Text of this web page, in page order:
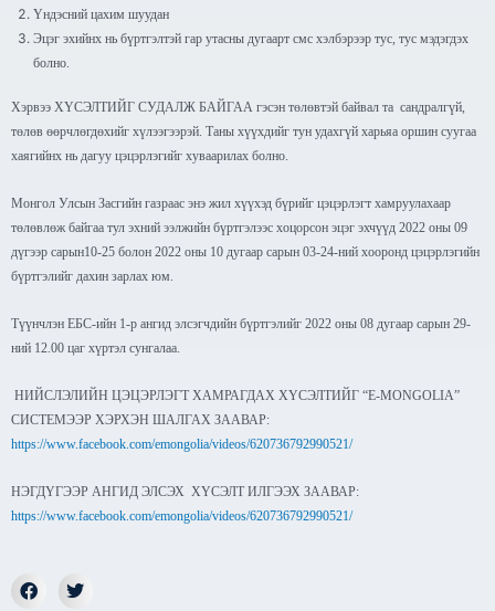
Үндэсний цахим шуудан
Эцэг эхийнх нь бүртгэлтэй гар утасны дугаарт смс хэлбэрээр тус, тус мэдэгдэх
болно.
Хэрвээ ХҮСЭЛТИЙГ СУДАЛЖ БАЙГАА гэсэн төлөвтэй байвал та сандралгүй,
төлөв өөрчлөгдөхийг хүлээгээрэй. Таны хүүхдийг тун удахгүй харьяа оршин суугаа
хаягийнх нь дагуу цэцэрлэгийг хуваарилах болно.
Монгол Улсын Засгийн газраас энэ жил хүүхэд бүрийг цэцэрлэгт хамруулахаар
төлөвлөж байгаа тул эхний ээлжийн бүртгэлээс хоцорсон эцэг эхчүүд 2022 оны 09
дүгээр сарын10-25 болон 2022 оны 10 дугаар сарын 03-24-ний хооронд цэцэрлэгийн
бүртгэлийг дахин зарлах юм.
Түүнчлэн ЕБС-ийн 1-р ангид элсэгчдийн бүртгэлийг 2022 оны 08 дугаар сарын 29-
ний 12.00 цаг хүртэл сунгалаа.
НИЙСЛЭЛИЙН ЦЭЦЭРЛЭГТ ХАМРАГДАХ ХҮСЭЛТИЙГ “E-MONGOLIA”
СИСТЕМЭЭР ХЭРХЭН ШАЛГАХ ЗААВАР:
https://www.facebook.com/emongolia/videos/620736792990521/
НЭГДҮГЭЭР АНГИД ЭЛСЭХ ХҮСЭЛТ ИЛГЭЭХ ЗААВАР:
https://www.facebook.com/emongolia/videos/620736792990521/